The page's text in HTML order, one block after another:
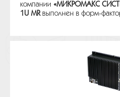
компании «МИКРОМАКС
1U MRвыполнен в форм-